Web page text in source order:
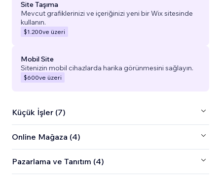
Site Taşıma
Mevcut grafiklerinizi ve içeriğinizi yeni bir Wix sitesinde
kullanın.
$1.200ve üzeri
Mobil Site
Sitenizin mobil cihazlarda harika görünmesini sağlayın.
$600ve üzeri
Küçük İşler (7)
Online Mağaza (4)
Pazarlama ve Tanıtım (4)